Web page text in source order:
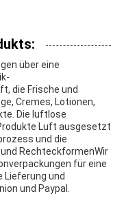
über eine
die Frische und
Cremes, Lotionen,
Die luftlose
Luft ausgesetzt
und die
RechteckformenWir
für eine
Lieferung und
und Paypal.